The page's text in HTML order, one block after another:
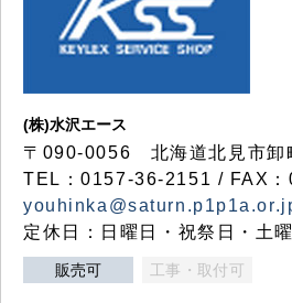
(株)水沢エース
〒090-0056 北海道北見市卸
TEL：0157-36-2151 / FAX
定休日：日曜日・祝祭日・土
販売可 工事・取付可